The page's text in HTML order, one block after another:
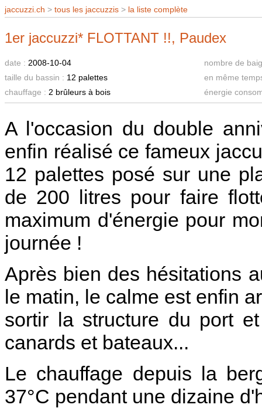
jaccuzzi.ch > tous les jaccuzzis > la liste complète
1er jaccuzzi* FLOTTANT !!, Paudex
date : 2008-10-04
nombre de
taille du bassin : 12 palettes
en même
chauffage : 2 brûleurs à bois énergie
A l'occasion du double
enfin réalisé ce fameux
12 palettes posé sur une
de 200 litres pour faire
maximum d'énergie pour
journée !
Après bien des hésitations
le matin, le calme est enfin
sortir la structure du port
canards et bateaux...
Le chauffage depuis la
37°C pendant une dizaine